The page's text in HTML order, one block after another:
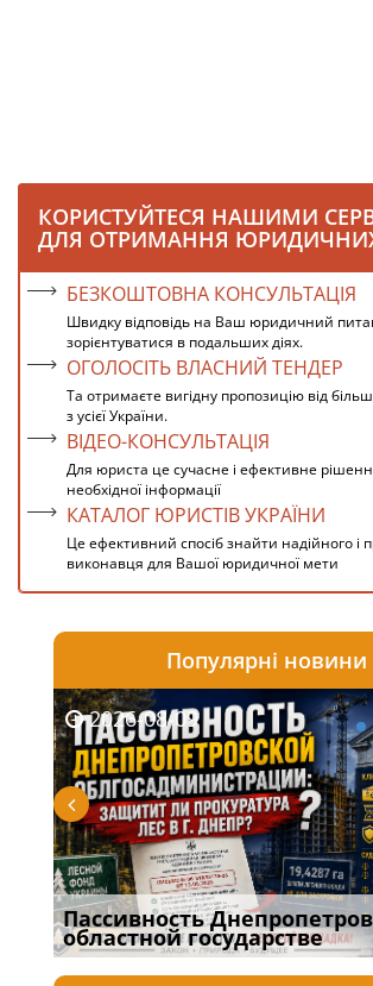
КОРИСТУЙТЕСЯ НАШИМИ
ДЛЯ ОТРИМАННЯ
БЕЗКОШТОВНА КОНСУЛЬТАЦІЯ
Швидку відповідь на Ваш юридичний
зорієнтуватися в подальших діях.
ОГОЛОСІТЬ ВЛАСНИЙ ТЕНДЕР
Та отримаєте вигідну пропозицію від
з усієї України.
ВІДЕО-КОНСУЛЬТАЦІЯ
Для юриста це сучасне і ефективне
необхідної інформації
КАТАЛОГ ЮРИСТІВ УКРАЇНИ
Це ефективний спосіб знайти надійного і
виконавця для Вашої юридичної мети
Популярні новини
2026-08-09
Пассивность
областной государстве